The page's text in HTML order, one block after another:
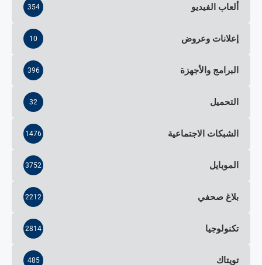
ألعاب الفيديو 354
إعلانات وعروض 10
البرامج والأجهزة 396
التحميل 32
الشبكات الاجتماعية 1476
الموبايل 3752
بلاغ صحفي 2212
تكنولوجيا 2814
تويتاك 485